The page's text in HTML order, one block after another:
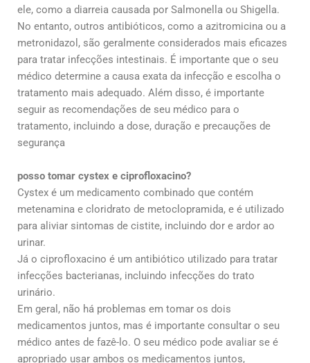
ele, como a diarreia causada por Salmonella ou Shigella.
No entanto, outros antibióticos, como a azitromicina ou a
metronidazol, são geralmente considerados mais eficazes
para tratar infecções intestinais. É importante que o seu
médico determine a causa exata da infecção e escolha o
tratamento mais adequado. Além disso, é importante
seguir as recomendações de seu médico para o
tratamento, incluindo a dose, duração e precauções de
segurança
posso tomar cystex e ciprofloxacino?
Cystex é um medicamento combinado que contém
metenamina e cloridrato de metoclopramida, e é utilizado
para aliviar sintomas de cistite, incluindo dor e ardor ao
urinar.
Já o ciprofloxacino é um antibiótico utilizado para tratar
infecções bacterianas, incluindo infecções do trato
urinário.
Em geral, não há problemas em tomar os dois
medicamentos juntos, mas é importante consultar o seu
médico antes de fazê-lo. O seu médico pode avaliar se é
apropriado usar ambos os medicamentos juntos,